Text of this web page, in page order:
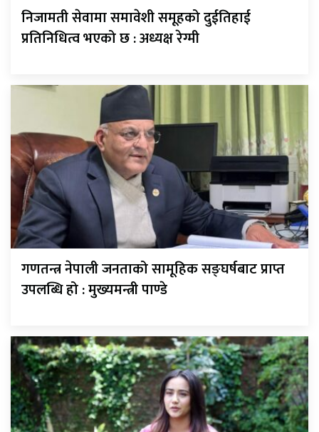
निजामती सेवामा समावेशी समूहको दुईतिहाई
प्रतिनिधित्व भएको छ : अध्यक्ष रेग्मी
गणतन्त्र नेपाली जनताको सामूहिक सङ्घर्षबाट प्राप्त
उपलब्धि हो : मुख्यमन्त्री पाण्डे